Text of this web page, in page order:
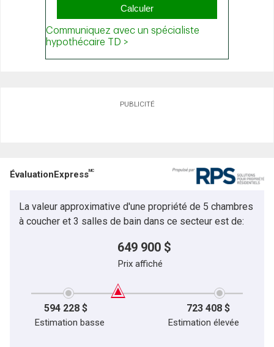
PUBLICITÉ
ÉvaluationExpressMC
La valeur approximative d'une propriété de 5 chambres
à coucher et 3 salles de bain dans ce secteur est de:
649 900 $
Prix affiché
594 228 $ 723 408 $
Estimation basse Estimation élevée